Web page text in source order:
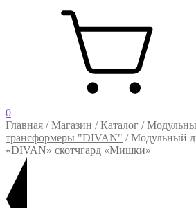
0
Главная /Магазин /Каталог /
трансформеры "DIVAN" /Модульный
«DIVAN» скотчгард «Мишки»